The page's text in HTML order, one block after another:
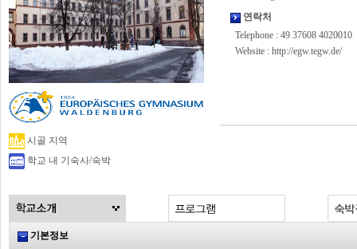
시골 지역
학교 내 기숙사/숙박
연락처
Telephone : 49 37608 4020010
Website : http://egw.tegw.de/
기본정보